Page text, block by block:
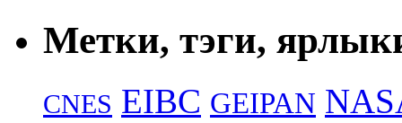
Метки, тэги,
CNES EIBC GEIPAN